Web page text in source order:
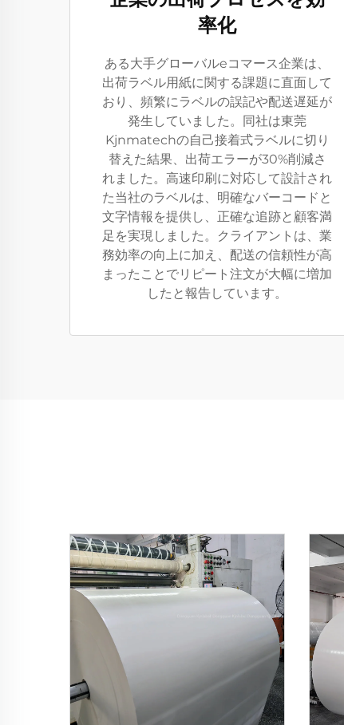
率化
ある大手グローバルeコマース企業は、
出荷ラベル用紙に関する課題に直面して
おり、頻繁にラベルの誤記や配送遅延が
発生していました。同社は東莞
Kjnmatechの自己接着式ラベルに切り
替えた結果、出荷エラーが30%削減さ
れました。高速印刷に対応して設計され
た当社のラベルは、明確なバーコードと
文字情報を提供し、正確な追跡と顧客満
足を実現しました。クライアントは、業
務効率の向上に加え、配送の信頼性が高
まったことでリピート注文が大幅に増加
したと報告しています。